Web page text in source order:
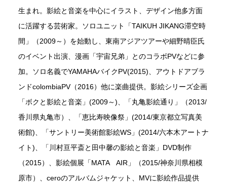
生まれ。影絵と音楽を中心にイラスト、デザイン他多方面
に活躍する芸術家。ソロユニット「TAIKUH JIKANG滞空時
間」（2009～）を始動し、東南アジアツアーや細野晴臣氏
のイベント出演、漫画「宇宙兄弟」とのコラボPVなどに参
加。ソロ名義でYAMAHAバイクPV(2015)、アウトドアブラ
ンドcolombiaPV（2016）他に楽曲提供。影絵シリーズ企画
「ボクと影絵と音楽」(2009～)、「丸亀影絵通り」（2013/
香川県丸亀市）、「恵比寿映像祭」(2014/東京都立写真美
術館)、「サントリー美術館影絵WS」(2014/六本木アートナ
イト)、「川村亘平斎と田中馨の影絵と音楽」DVD制作
（2015）、影絵個展「MATA AIR」（2015/神奈川県相模
原市）、ceroのアルバムジャケット、MVに影絵作品提供